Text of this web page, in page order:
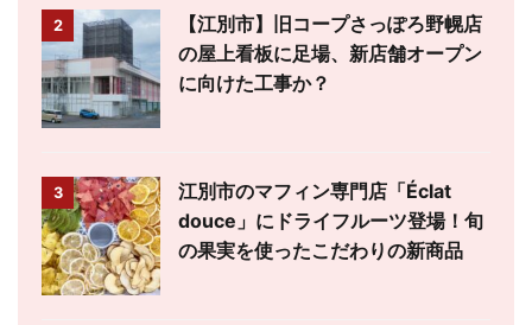
2
【江別市】旧コープさっぽろ野幌店
の屋上看板に足場、新店舗オープン
に向けた工事か？
3
江別市のマフィン専門店「Éclat
douce」にドライフルーツ登場！旬
の果実を使ったこだわりの新商品